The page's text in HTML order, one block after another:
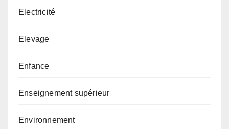
Electricité
Elevage
Enfance
Enseignement supérieur
Environnement